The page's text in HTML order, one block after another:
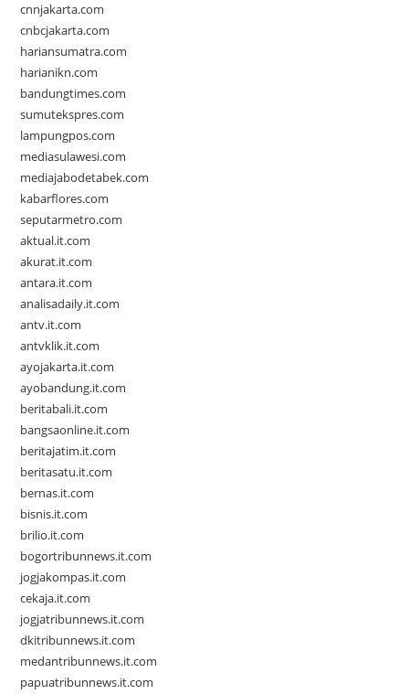
cnnjakarta.com
cnbcjakarta.com
hariansumatra.com
harianikn.com
bandungtimes.com
sumutekspres.com
lampungpos.com
mediasulawesi.com
mediajabodetabek.com
kabarflores.com
seputarmetro.com
aktual.it.com
akurat.it.com
antara.it.com
analisadaily.it.com
antv.it.com
antvklik.it.com
ayojakarta.it.com
ayobandung.it.com
beritabali.it.com
bangsaonline.it.com
beritajatim.it.com
beritasatu.it.com
bernas.it.com
bisnis.it.com
brilio.it.com
bogortribunnews.it.com
jogjakompas.it.com
cekaja.it.com
jogjatribunnews.it.com
dkitribunnews.it.com
medantribunnews.it.com
papuatribunnews.it.com